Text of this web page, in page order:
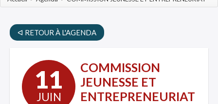
ᐊ RETOUR À L'AGENDA
11
JUIN
COMMISSION
JEUNESSE ET
ENTREPRENEURIAT